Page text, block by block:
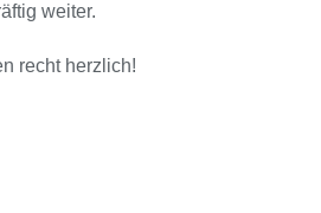
weiter.
recht herzlich!